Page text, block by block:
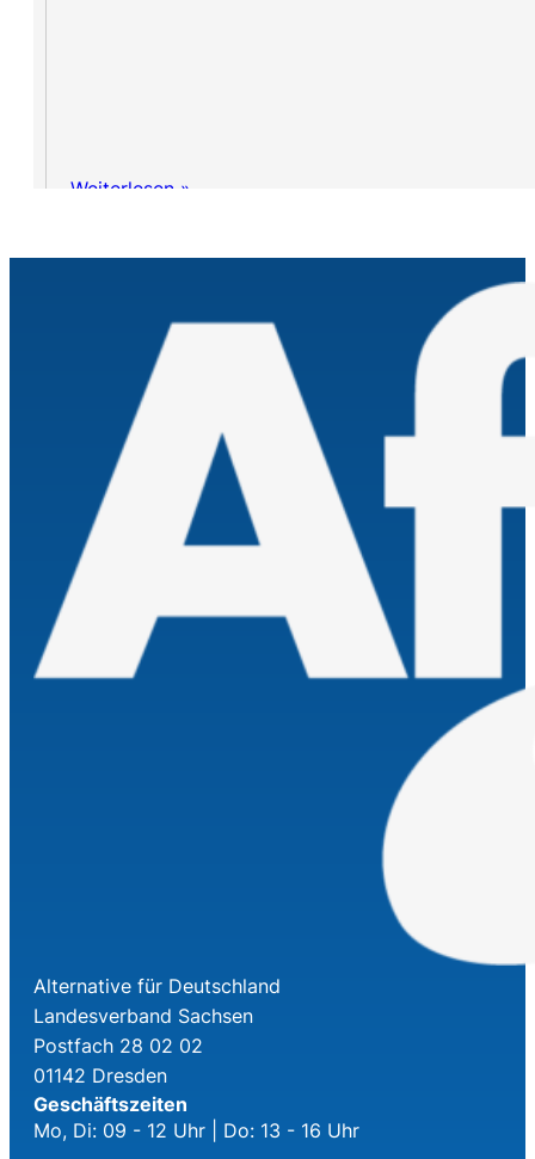
Weiterlesen »
Alternative für Deutschland
Landesverband Sachsen
Postfach 28 02 02
01142 Dresden
Geschäftszeiten
Mo, Di: 09 - 12 Uhr | Do: 13 - 16 Uhr